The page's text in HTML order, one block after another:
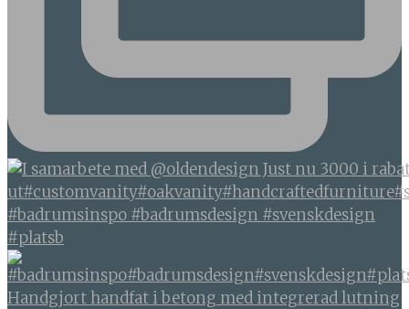
#badrumsinspo #badrumsdesign #svenskdesign
#platsb
Handgjort handfat i betong med integrerad lutning